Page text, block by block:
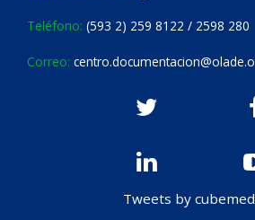
Teléfono: (593 2) 259 8122 / 2598 280
Correo:
Tweets by